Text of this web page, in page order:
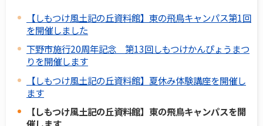
【しもつけ風土記の丘資料館】東の飛鳥キャンパス第1回
を開催しました
下野市施行20周年記念 第13回しもつけかんぴょうまつ
りを開催します
【しもつけ風土記の丘資料館】夏休み体験講座を開催し
ます
【しもつけ風土記の丘資料館】東の飛鳥キャンパスを開